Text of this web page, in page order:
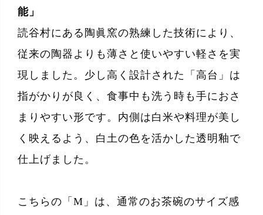
能」
読谷村にある陶眞窯の熟練した技術により、
従来の陶器よりも薄さと使いやすい軽さを実
現しました。少し高く設計された「高台」は
指がかりが良く、食事中も洗う時も手におさ
まりやすい形です。内側は白米や料理が美し
く映えるよう、白土の色を活かした透明釉で
仕上げました。
こちらの「M」は、通常のお茶碗のサイズ感